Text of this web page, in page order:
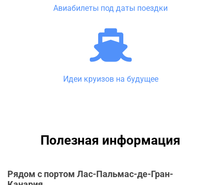
Авиабилеты под даты поездки
Идеи круизов на будущее
Полезная информация
Рядом с портом Лас-Пальмас-де-Гран-